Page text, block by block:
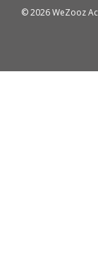
© 2026 WeZooz